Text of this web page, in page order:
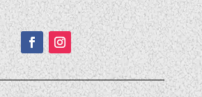
Подписывайтесь!